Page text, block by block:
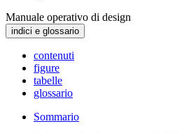
Manuale operativo di design
indici e glossario
contenuti
figure
tabelle
glossario
Sommario